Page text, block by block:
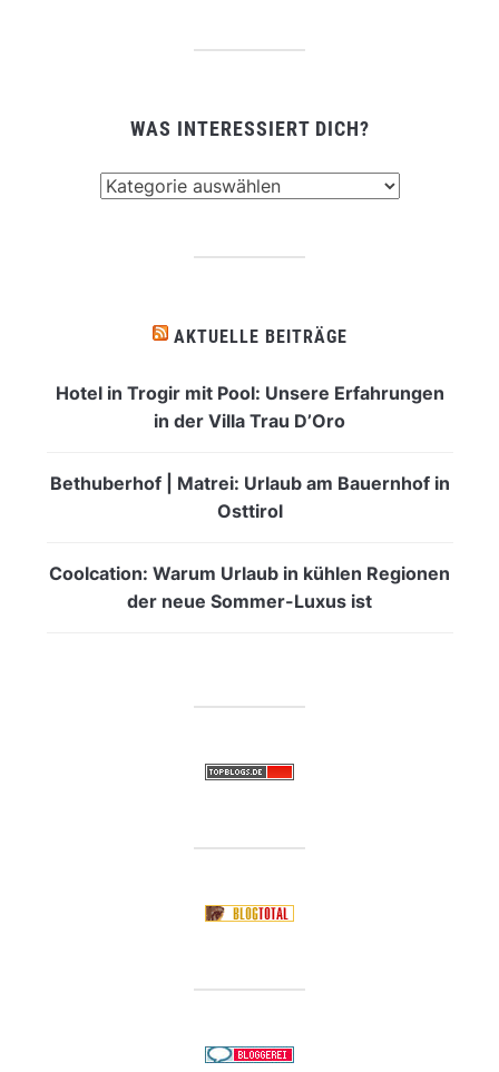
WAS INTERESSIERT DICH?
AKTUELLE BEITRÄGE
Hotel in Trogir mit Pool: Unsere Erfahrungen
in der Villa Trau D’Oro
Bethuberhof | Matrei: Urlaub am Bauernhof in
Osttirol
Coolcation: Warum Urlaub in kühlen Regionen
der neue Sommer-Luxus ist